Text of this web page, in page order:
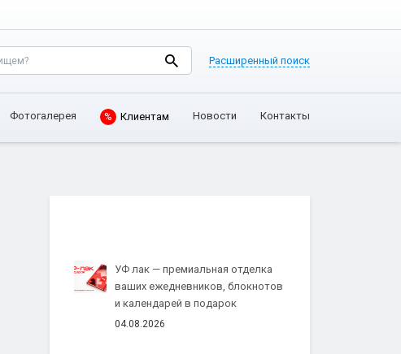
Расширенный поиск
Фотогалерея % Клиентам Новости Контакты
УФ лак — премиальная отделка
ваших ежедневников, блокнотов
и календарей в подарок
04.08.2026